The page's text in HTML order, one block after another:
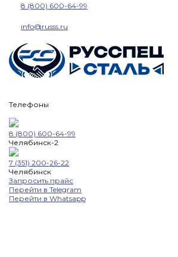
8 (800) 600-64-99
info@russs.ru
Телефоны
8 (800) 600-64-99
Челябинск-2
7 (351) 200-26-22
Челябинск
Запросить прайс
Перейти в Telegram
Перейти в Whatsapp